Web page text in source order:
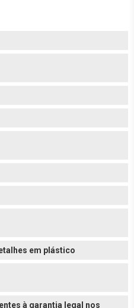
em plástico
à garantia legal nos